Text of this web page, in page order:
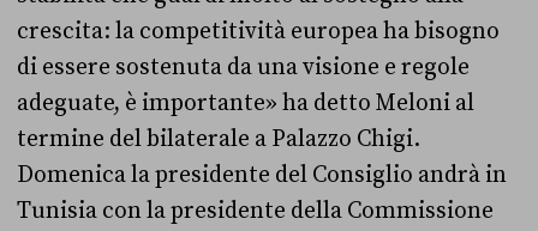
crescita: la competitività europea ha bisogno
di essere sostenuta da una visione e regole
adeguate, è importante» ha detto Meloni al
termine del bilaterale a Palazzo Chigi.
Domenica la presidente del Consiglio andrà in
Tunisia con la presidente della Commissione